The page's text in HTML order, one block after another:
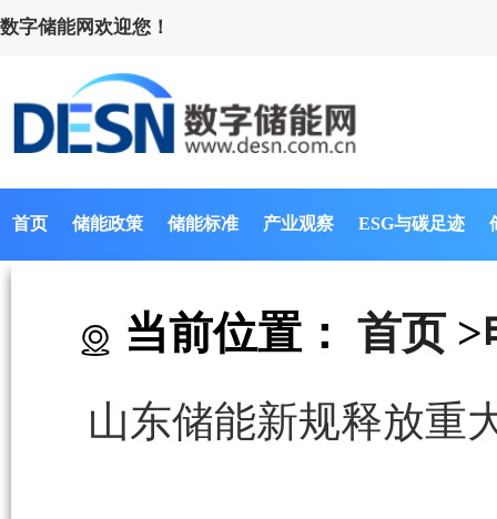
数字储能网欢迎您！
首页 储能政策 储能标准 产业观察 ESG与碳足迹
当前位置： 首页 >
山东储能新规释放重